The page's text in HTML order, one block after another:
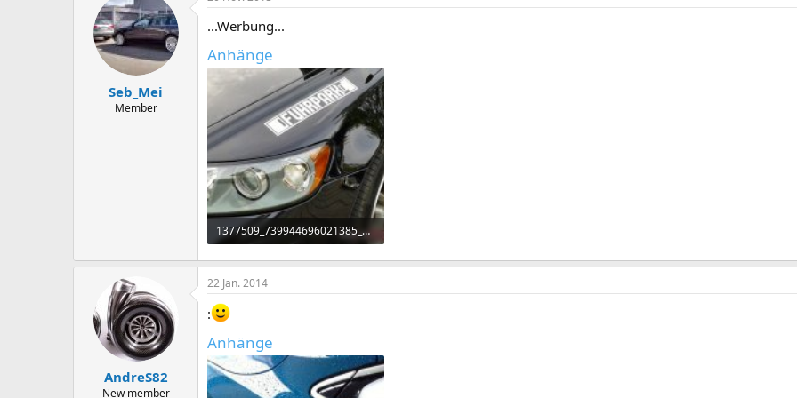
Seb_Mei
Member
...Werbung...
Anhänge
1377509_739944696021385_1505322569_n.jpg
112,1 KB · Aufrufe: 46
AndreS82
New member
22 Jan. 2014
:
Anhänge